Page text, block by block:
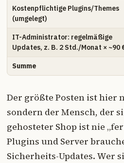
Kostenpflichtige Plugins/Themes
(umgelegt)
IT-Administrator: regelmäßige
Updates, z. B. 2 Std./Monat × ~90
Summe
Der größte Posten ist hier
sondern der Mensch, der
gehosteter Shop ist nie
Plugins und Server
Sicherheits-Updates. Wer